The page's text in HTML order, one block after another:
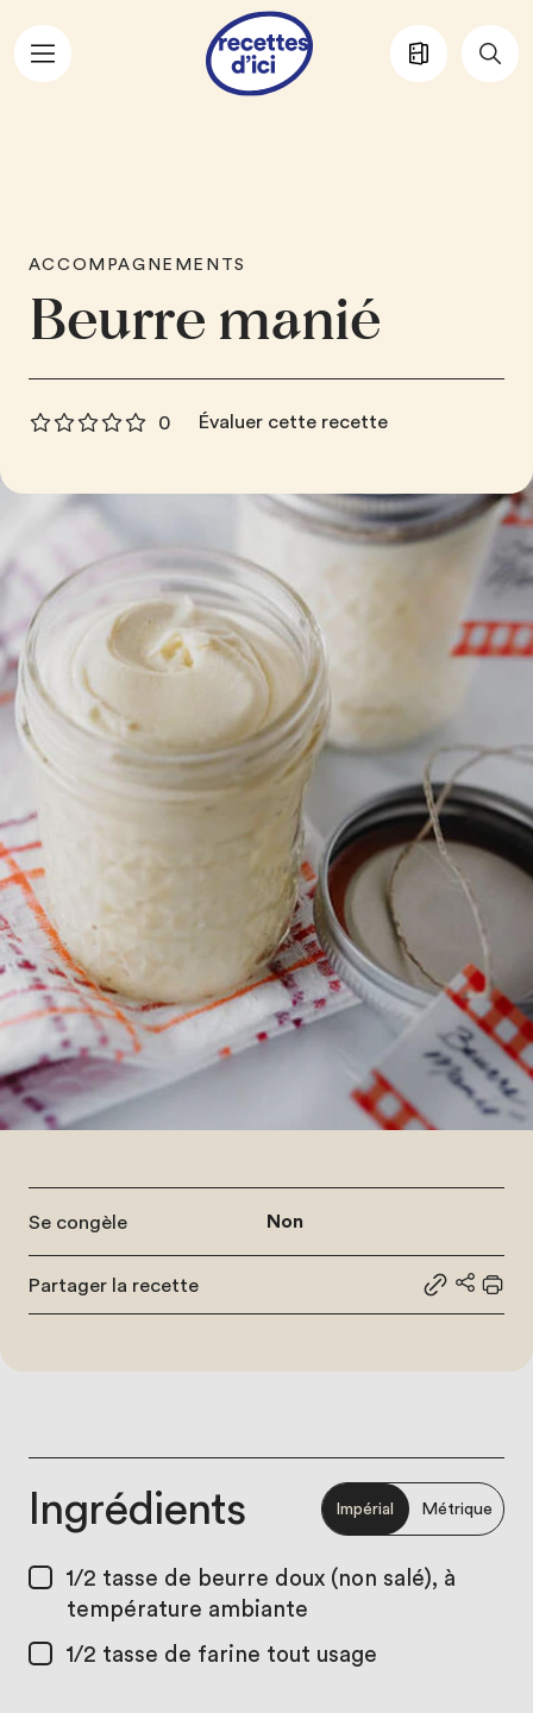
Aller au contenu principal
ACCOMPAGNEMENTS
Beurre manié
0 Évaluer cette recette
Se congèle Non
Partager la recette
Partager
Ingrédients Impérial Métrique
1/2 tasse de beurre doux (non salé), à
température ambiante
1/2 tasse de farine tout usage